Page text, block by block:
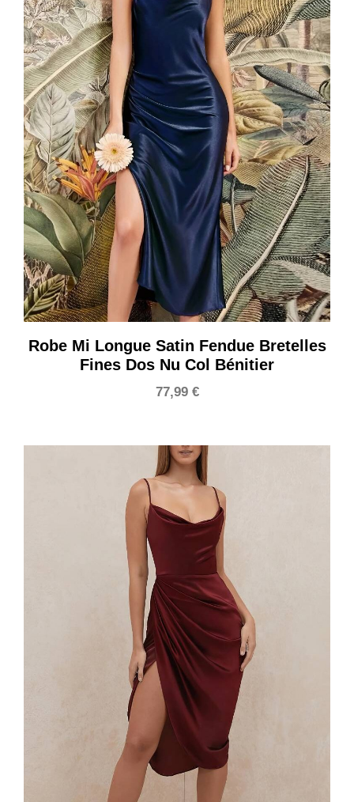
Robe Mi Longue Satin Fendue Bretelles
Fines Dos Nu Col Bénitier
77,99 €